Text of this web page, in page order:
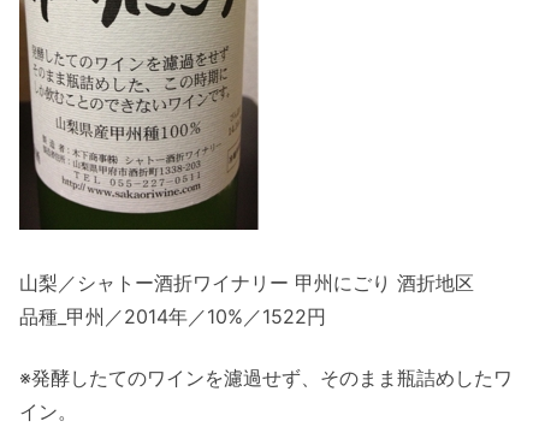
山梨／シャトー酒折ワイナリー 甲州にごり 酒折地区
品種_甲州／2014年／10%／1522円
※発酵したてのワインを濾過せず、そのまま瓶詰めしたワ
イン。